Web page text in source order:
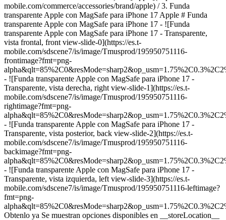
mobile.com/commerce/accessories/brand/apple) / 3. Funda
transparente Apple con MagSafe para iPhone 17 Apple # Funda
transparente Apple con MagSafe para iPhone 17 - ![Funda
transparente Apple con MagSafe para iPhone 17 - Transparente,
vista frontal, front view-slide-0](https://es.t-
mobile.com/sdscene7/is/image/Tmusprod/195950751116-
frontimage?fmt=png-
- ![Funda transparente Apple con MagSafe para iPhone 17 -
Transparente, vista derecha, right view-slide-1](https://es.t-
mobile.com/sdscene7/is/image/Tmusprod/195950751116-
rightimage?fmt=png-
- ![Funda transparente Apple con MagSafe para iPhone 17 -
Transparente, vista posterior, back view-slide-2](https://es.t-
mobile.com/sdscene7/is/image/Tmusprod/195950751116-
backimage?fmt=png-
- ![Funda transparente Apple con MagSafe para iPhone 17 -
Transparente, vista izquierda, left view-slide-3](https://es.t-
mobile.com/sdscene7/is/image/Tmusprod/195950751116-leftimage?
fmt=png-
Obtenlo ya Se muestran opciones disponibles en __storeLocation__ ## Personaliza tu accesorio Ver todas las ofertas 1 Exclusivo por Internet: ahorra un 25% en 3 accesorios o más ### __Color:__ Color: ### __Color:__ Borrar Color: Borrar En existencia __Obtenlo ya__ Comprar en __storeLocation__ No se ha podido recuperar información de la tienda. __Recogerlo en una tienda__ Se muestran artículos en __storeLocation__ No se ha podido recuperar información de la tienda. __stockStatusLabel__, storeLocation o __enviarlo__ al seleccionar Enviármelo en el carrito. ### Opciones de entrega Deseo que me lo envíen Fecha de envío est. Aug 4 - Aug 7 Recogerlo en una tienda stockStatusLabel storeLocation (storeDistance mi) [Editar ubicación](#) Encuentra una tienda cerca [Editar ubicación](#) __Agotado__ __Agotado__ __En existencia__ Cargando Cargando Cargando Cargando Cargando Cargando Cargando Cargando Cargando Cargando Cargando Cargando Cargando Cargando opciones de entrega, por favor espera Método de entrega Entrega el mismo día No disponible en currentZipCode Recíbelo alrededor de las expectedDeliveryTime Costo de entrega real: $9.99 Costo de entrega con descuento: gratis Recoger en la tienda Agotado en storeName Hoy en storeName Gratis Envío No disponible Fecha de envío estimada: shippingDate Gratis Método de entrega Entrega el mismo día No disponible en currentZipCode Recíbelo alrededor de las expectedDeliveryTime Costo de entrega real: $9.99 Costo de entrega con descuento: gratis Entrega el mismo día No disponible en currentZipCode Recíbelo alrededor de las Invalid Date Costo de entrega real: $9.99 Costo de entrega con descuento: gratis Recoger en la tienda Agotado en storeName Hoy en storeName Gratis Recoger en la tienda Agotado en storeName Agotado en Dulles Retail Pl & Columbia Pl Hoy en Dulles Retail Pl & Columbia Pl Gratis Envío No disponible Fecha de envío estimada: shippingDate Gratis Envío No disponible Fecha de envío estimada: Aug 4 - Aug 7 Gratis __Tu tienda:__ [storeLocation (storeDistance mi)](#) Encuentra una tienda cerca [Editar ubicación](#) No disponible en currentZipCode No disponible en # Entregar a currentZipCode Editar ubicación # Enviar a currentZipCode __¿Eres un cliente nuevo o existente?__ Cliente existente Cliente nuevo __Bienvenido a T-Mobile (cliente nuevo)__ Editar __Elegir una opción de pago__ __Pagar mensualmente__ A pagar hoy $0.00 + impuestos $4.17/mes por 12 meses __Pagar el monto total__ $49.99 \+ impuesto Si eliges pagar mensualmente y cancelas el servicio móvil, deberás pagar el saldo restante del accesorio. Para clientes elegibles. Tasa de interés anual de 0%. Se requiere servicio elegible. [](https://es.t-mobile.com) __Con plan de pago: actualMonthlyValue/mes por paymentTerms meses, sin intereses.__ A pagar hoy dueToday + impuestos y otros cargos __Precio sin descuento: payInFullStrikeThroughValue payInFull__ + impuesto Si eliges pagar mensualmente y cancelas el servicio móvil, deberás pagar el saldo restante del dispositivo. Solo para clientes elegibles. 0% de interés anual (APR). Se requiere compra mínima de $49 en accesorios y servicio elegible. [](https://es.t-mobile.com) 1 Quantity 1 Agregar Dulles Retail Pl & Columbia Pl (1 mi) __¿Deseas recibirlo antes?__ Encontrar tiendas cercanas Detalles ### Otras características * * * Delgada, liviana y fácil de agarrar, esta funda con diseño de Apple exhibe el hermoso acabado de color del iPhone 17 y ofrece protección adicional. Fabricada con una combinación de policarbonato transparente y material flexible, la funda se adapta perfectamente a los botones para que sea fácil de usar. Esta funda funciona sin problemas con Control de la cámara. Tiene un cristal de zafiro, unido a una capa conductora para comunicar los movimientos de los dedos al Control de la Cámara. La superficie tiene un revestimiento resistente a los rayones, tanto por fuera como por dentro. Y todos los materiales y recubrimientos están diseñados para evitar que la funda se ponga amarilla con el tiempo. Cuenta con imanes que se alinean a la perfección con el iPhone 17, para que puedas colocarla con facilidad y disfrutar de carga rápida inalámbrica cuando quieras. Cuando sea hora de cargar el iPhone, deja la funda puesta y conéctalo al cargador MagSafe o colócalo sobre tu cargador con certificación Qi o Qi2 de 25 W. Como todas las fundas diseñadas por Apple, es sometida a miles de horas de pruebas durante todo el proceso de diseño y fabricación. Así que no solo luce increíble, si no que está preparada para proteger tu iPhone de rayones y caídas. ### ¿Qué hay en la caja? * * * - Funda transparente con MagSafe para iPhone 17 ### Detalles adicionales de especificaciones * * * __Peso__ 0.17 lb * * * __Duración__ 0.62 pulgadas * * * __Altura__ 7.23 pulgadas * * * __Ancho__ 3.5 pulgadas * * * [](https://es.t-mobile.com) ver detalles ## promoción aplicada ver detalles ## | ![Logotipo de T-Mobile](https://es.t-mobile.com/sdscene7/is/image/Tmusprod/fg-tmobile-logo?ts=1710994518480&dpr=off "Logotipo de T-Mobile") __Ingresa a tu cuenta.__ Ingresa Continuar como invitado. [__¿Necesitas ayuda para ingresar?__](https://es.account.t-mobile.com/signin/v2/ "Enlace Necesito ayuda para ingresar") [__Crea un T-Mobile ID__](https://es.account.t-mobile.com/signin/v2/ "Crear una ID de T-Mobile") promoLongDescription Hola userName! Te damos la bienvenida a T-Mobile ¡Hola! Te damos la bienvenida a T-Mobile Tienda T-Mobile Experience storeLocation Dirección 22000 Dulles Retail Plaza Suite 182 Sterling, VA 20166 Salta la fila y aprovecha nuestras mejores ofertas y la selección más grande durante tu visita a la tienda. Compra en esta tienda ¿No estás en esta tienda? ## Selecciona una tienda ( mi) , , , Horario de hoy: - [](https://es.t-mobile.com) Configura esta tienda [](https://es.t-mobile.com) [Indicaciones](https://es.t-mobile.com) [Llamar a la tienda](tel:+1-undefined) - ### Horario de atención de la tienda Lunes a sábado - Domingo ## Selecciona una tienda ### Lo sentimos, hubo un problema técnico Los servicios que utilizamos para buscar tiendas según la ubicación no están funcionando en este momento. Busca por ciudad y estado o código postal para comprobar la disponibilidad en tiendas cercanas. No encontramos tiendas de T-Mobile cercanas. Prueba con otra ciudad, estado o código postal para buscar otras tiendas. Vuelve a intentarlo para encontrar la tienda más cercana. ( mi) , , , Horario de hoy: - En existencia Apresúrate, solo quedan unos cuantos [](https://es.t-mobile.com) ( mi) , , , Horario de hoy: - En existencia Apresúrate, solo quedan unos cuantos [](https://es.t-mobile.com) Dulles Retail Pl & Columbia Pl (1.0 mi) 22000 Dulles Retail Plaza Suite 182, Sterling, VA, 20166 Horario de hoy: 10am - 8pm En existencia Apresúrate, solo quedan unos cuantos [](https://es.t-mobile.com) Dulles Town Center (2.7 mi) 21100 Dulles Town Circle G-110, Sterling, VA, 20166 Horario de hoy: 11am - 8pm En existencia Apresúrate, solo quedan unos cuantos [](https://es.t-mobile.com) Reston Pkwy & New Dominion Rd (6.1 mi) 1837 Fountain Dr, Reston, VA, 20190 Horario de hoy: 10am - 8pm En existencia Apresúrate, solo quedan unos cuantos [](https://es.t-mobile.com) Fair Oaks Mall (10.9 mi) 11913U Fair Oaks Mall, Fairfax, VA, 22033 Horario de hoy: 10am - 8pm En existencia Apresúrate, solo quedan unos cuantos [](https://es.t-mobile.com) Fairfax Blvd & Main St (12.6 mi) 10955 Fairfax Blvd Suite 110, Fairfax, VA, 22030 Horario de hoy: 10am - 9pm En existencia Apresúrate, solo quedan unos cuantos [](https://es.t-mobile.com) Tyson's Corner (13.8 mi) 1961 Chain Bridge Rd Ste J008L, McLean, VA, 22102 Horario de hoy: 10am - 9pm En existencia Apresúrate, solo quedan unos cuantos [](https://es.t-mobile.com) Fair City Mall (14.6 mi) 9662 Main St, Fairfax, VA, 22031 Horario de hoy: 10am - 9pm En existencia Apresúrate, solo quedan unos cuantos [](https://es.t-mobile.com) Recoger aquí Recoger aquí # Encuentra una tienda Selecciona un código postal y ciudad válidos __( mi)__ , , , Horario de hoy - [](https://es.t-mobile.com) * * * __Dulles Retail Pl & Columbia Pl (1.0 mi)__ 22000 Dulles Retail Plaza Suite 182, Sterling, VA, 20166 Horario de hoy 10am - 8pm [](https://es.t-mobile.com/store-locator/va/sterling/dulles-retail-pl-columbia-pl) * * * __Dulles Town Center (2.7 mi)__ 21100 Dulles Town Circle G-110, Sterling, VA, 20166 Horario de hoy 11am - 8pm [](https://es.t-mobile.com/store-locator/va/sterling/dulles-town-center) * * * __Reston Pkwy & New Dominion Rd (6.1 mi)__ 1837 Fountain Dr, Reston, VA, 20190 Horario de hoy 10am - 8pm [](https://es.t-mobile.com/store-locator/va/reston/reston-pkwy-new-dominion-rd) * * * __Fair Oaks Mall (10.9 mi)__ 11913U Fair Oaks Mall, Fairfax, VA, 22033 Horario de hoy 10am - 8pm [](https://es.t-mobile.com/store-locator/va/fairfax/fair-oaks-mall) * * * __Fairfax Blvd & Main St (12.6 mi)__ 10955 Fairfax Blvd Suite 110, Fairfax, VA, 22030 Horario de hoy 10am - 9pm [](https://es.t-mobile.com/store-locator/va/fairfax/fairfax-blvd-main-st) * * * __Tyson's Corner (13.8 mi)__ 1961 Chain Bridge Rd Ste J008L, McLean, VA, 22102 Horario de hoy 10am - 9pm [](https://es.t-mobile.com/store-locator/va/mclean/tysons-corner) * * * __Fair City Mall (14.6 mi)__ 9662 Main St, Fairfax, VA, 22031 Horario de hoy 10am - 9pm [](https://es.t-mobile.com/store-locator/va/fairfax/fair-city-mall) * * * Selecciona una tienda ## Obtenlo más rápido con la opción de recogerlo en la tienda ¡Recibe tu pedido hoy mismo! Al revisar tu pedido, selecciona Retiro en tienda como método de entrega y empezaremos a preparar tu pedido en la tienda T-Mobile elegible que prefieras. Los accesorios actualmente no están dispo